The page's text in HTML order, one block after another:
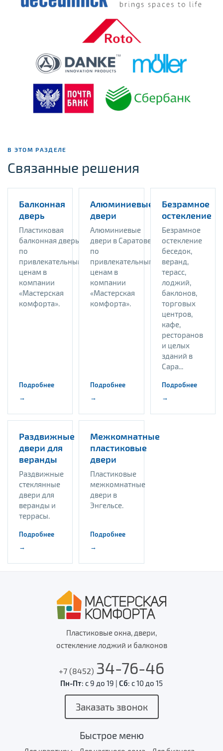
В ЭТОМ РАЗДЕЛЕ
Связанные решения
Балконная
дверь
Пластиковая
балконная дверь
по
привлекательным
ценам в
компании
«Мастерская
комфорта».
Подробнее
→
Алюминиевые
двери
Алюминиевые
двери в Саратове
по
привлекательным
ценам в
компании
«Мастерская
комфорта».
Подробнее
→
Безрамное
остекление
Безрамное
остекление
беседок,
веранд,
терасс,
лоджий,
баклонов,
торговых
центров,
кафе,
ресторанов
и целых
зданий в
Сара...
Подробнее
→
Раздвижные
двери для
веранды
Раздвижные
стеклянные
двери для
веранды и
террасы.
Подробнее
→
Межкомнатные
пластиковые
двери
Пластиковые
межкомнатные
двери в
Энгельсе.
Подробнее
→
Пластиковые окна, двери,
остекление лоджий и балконов
34-76-46
Пн-Пт: с 9 до 19 | Сб: с 10 до 15
Заказать звонок
Быстрое меню